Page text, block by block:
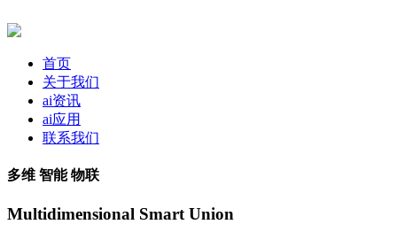
首页
关于我们
ai资讯
ai应用
联系我们
多维 智能 物联
Multidimensional Smart Union